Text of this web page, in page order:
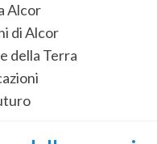
Alcor
di Alcor
della Terra